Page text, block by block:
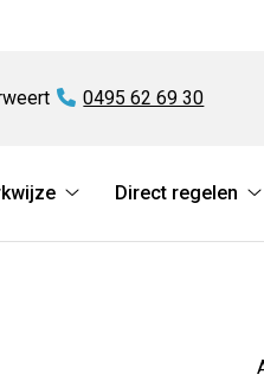
Tel:
0495 62 69 30
en
Direct regelen